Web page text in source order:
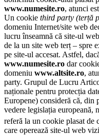
www.numesite.ro, atunci
Un cookie third party (terță
domeniu Internet/site web
lucru înseamnă că site-ul
de la un site web terț – spre
pe site-ul accesat. Astfel,
www.numesite.ro dar
domeniu www.altsite.ro,
party. Grupul de Lucru
naționale pentru protecția
Europene) consideră că, din
vedere legislația europeană,
referă la un cookie plasat de
care operează site-ul web